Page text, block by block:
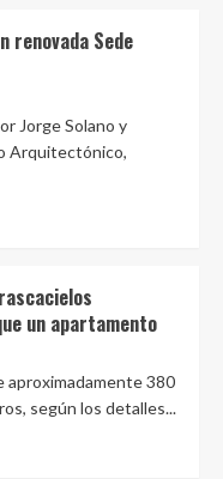
renovada Sede
Jorge Solano y
Arquitectónico,
un apartamento
aproximadamente 380
según los detalles...